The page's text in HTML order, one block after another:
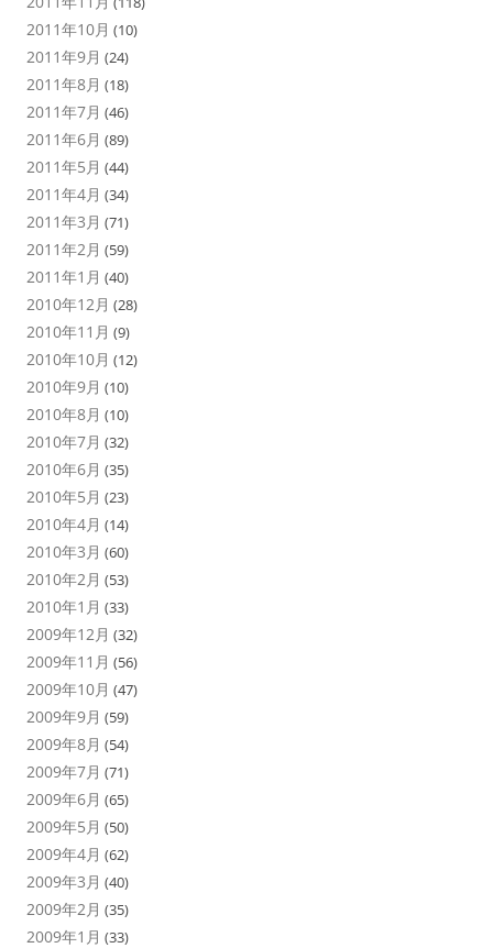
2011年10月 (10)
2011年9月 (24)
2011年8月 (18)
2011年7月 (46)
2011年6月 (89)
2011年5月 (44)
2011年4月 (34)
2011年3月 (71)
2011年2月 (59)
2011年1月 (40)
2010年12月 (28)
2010年11月 (9)
2010年10月 (12)
2010年9月 (10)
2010年8月 (10)
2010年7月 (32)
2010年6月 (35)
2010年5月 (23)
2010年4月 (14)
2010年3月 (60)
2010年2月 (53)
2010年1月 (33)
2009年12月 (32)
2009年11月 (56)
2009年10月 (47)
2009年9月 (59)
2009年8月 (54)
2009年7月 (71)
2009年6月 (65)
2009年5月 (50)
2009年4月 (62)
2009年3月 (40)
2009年2月 (35)
2009年1月 (33)